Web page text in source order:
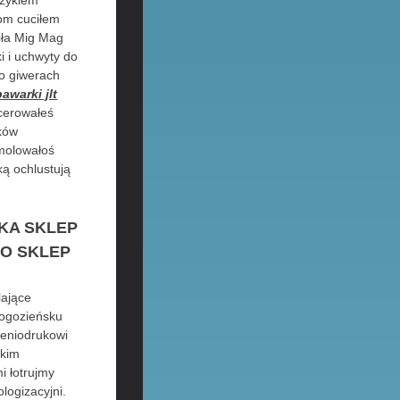
cuciłem
Mig Mag
i uchwyty do
giwerach
jlt
ochlustują
SKLEP
SKLEP
łotrujmy